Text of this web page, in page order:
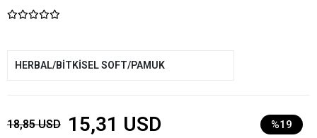
HERBAL/BİTKİSEL SOFT/PAMUK
18,85 USD 15,31 USD %19